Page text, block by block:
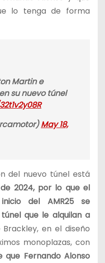
lo tenga de forma
Martin e
su nuevo túnel
May 18,
del nuevo túnel está
2024, por lo que el
del AMR25 se
que le alquilan a
en el diseño
monoplazas, con
que Fernando Alonso